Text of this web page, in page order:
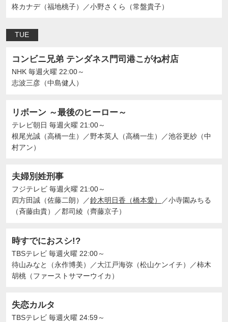
柊カナデ（福地桃子）
／小野さくら（常盤貴子）
TUE
コンビニ兄弟 テンダネス門司港こがね村店
NHK 毎週火曜 22:00～
志波三彦（中島健人）
リボーン ～最後のヒーロー～
テレビ朝日 毎週火曜 21:00～
根尾光誠（高橋一生）
／野本英人（高橋一生） ／池谷更紗（中
村アン）
夫婦別姓刑事
フジテレビ 毎週火曜 21:00～
四方田誠（佐藤二朗）
／鈴木明日香（橋本愛） ／小寺園みちる
（斉藤由貴）
／郡司綾（齊藤京子）
時すでにおスシ!?
TBSテレビ 毎週火曜 22:00～
待山みなと（永作博美）
／大江戸海弥（松山ケンイチ） ／柿木
胡桃（ファーストサマーウイカ）
失恋カルタ
TBSテレビ 毎週火曜 24:59～